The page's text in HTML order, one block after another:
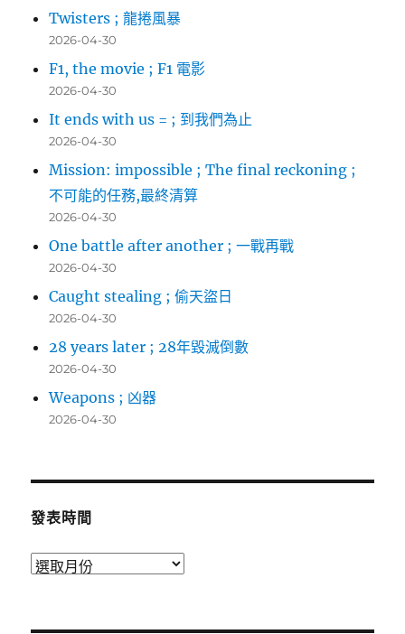
Twisters ; 龍捲風暴
2026-04-30
F1, the movie ; F1 電影
2026-04-30
It ends with us = ; 到我們為止
2026-04-30
Mission: impossible ; The final reckoning ;
不可能的任務,最終清算
2026-04-30
One battle after another ; 一戰再戰
2026-04-30
Caught stealing ; 偷天盜日
2026-04-30
28 years later ; 28年毀滅倒數
2026-04-30
Weapons ; 凶器
2026-04-30
發表時間
發